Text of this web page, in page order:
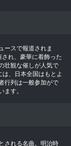
ースで報道されま
れ、豪華に着飾った
壮観な催しが人気で
、日本全国はもとよ
行列は一般参加がで
ます。
される名曲。明治時